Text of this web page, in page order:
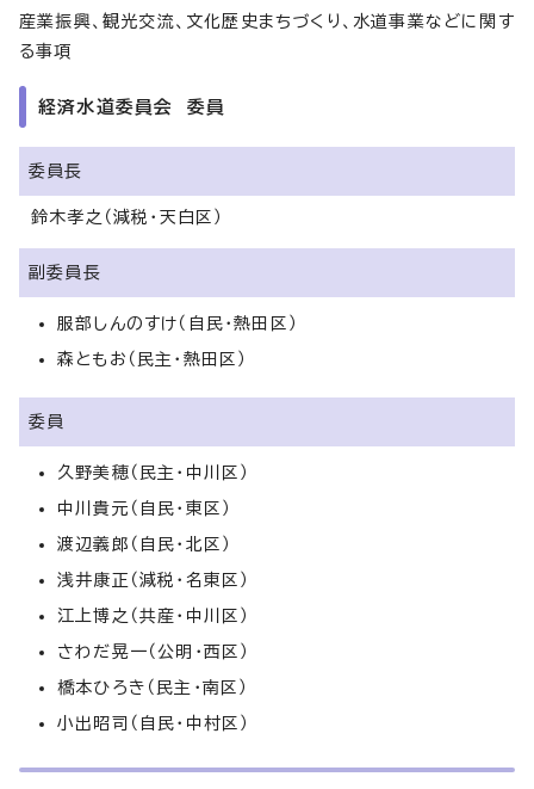
産業振興、観光交流、文化歴史まちづくり、水道事業などに関す
る事項
経済水道委員会 委員
委員長
鈴木孝之（減税・天白区）
副委員長
服部しんのすけ（自民・熱田区）
森ともお（民主・熱田区）
委員
久野美穂（民主・中川区）
中川貴元（自民・東区）
渡辺義郎（自民・北区）
浅井康正（減税・名東区）
江上博之（共産・中川区）
さわだ晃一（公明・西区）
橋本ひろき（民主・南区）
小出昭司（自民・中村区）